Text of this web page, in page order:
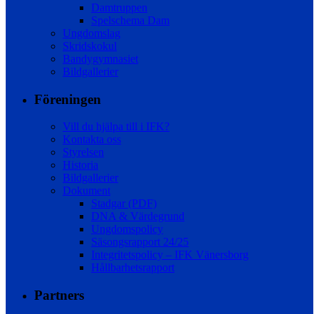
Damtruppen
Spelschema Dam
Ungdomslag
Skridskokul
Bandygymnasiet
Bildgallerier
Föreningen
Vill du hjälpa till i IFK?
Kontakta oss
Styrelsen
Historia
Bildgallerier
Dokument
Stadgar (PDF)
DNA & Värdegrund
Ungdomspolicy
Säsongsrapport 24/25
Integritetspolicy – IFK Vänersborg
Hållbarhetsrapport
Partners